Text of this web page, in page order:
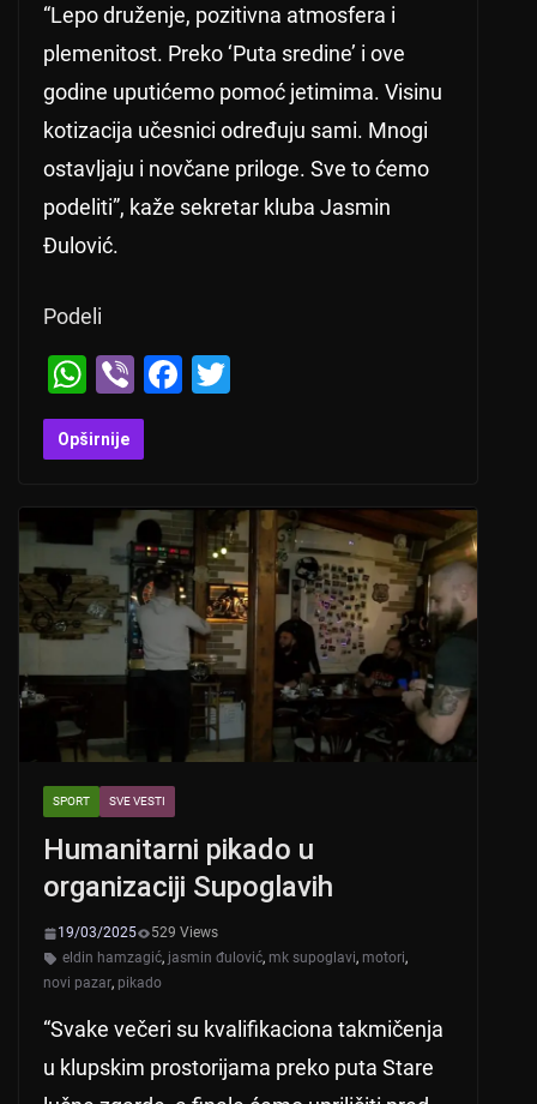
“Lepo druženje, pozitivna atmosfera i
plemenitost. Preko ‘Puta sredine’ i ove
godine uputićemo pomoć jetimima. Visinu
kotizacija učesnici određuju sami. Mnogi
ostavljaju i novčane priloge. Sve to ćemo
podeliti”, kaže sekretar kluba Jasmin
Đulović.
Podeli
W
h
at
A
p
p
Vi
b
er
F
b
o
o
k
Opširnije
SPORT SVE VESTI
Humanitarni pikado u
organizaciji Supoglavih
19/03/2025
529 Views
eldin hamzagić, jasmin đulović, mk supoglavi, motori,
novi pazar, pikado
“Svake večeri su kvalifikaciona takmičenja
u klupskim prostorijama preko puta Stare